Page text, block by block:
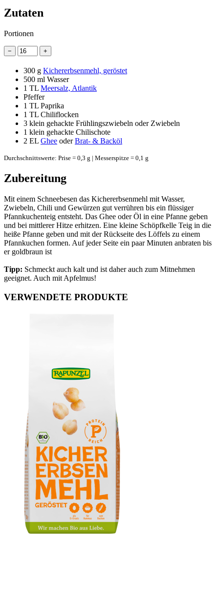
Zutaten
Portionen
− +
300 g Kichererbsenmehl, geröstet
500 ml Wasser
1 TL Meersalz, Atlantik
Pfeffer
1 TL Paprika
1 TL Chiliflocken
3 klein gehackte Frühlingszwiebeln oder Zwiebeln
1 klein gehackte Chilischote
2 EL Ghee oderBrat- & Backöl
Durchschnittswerte: Prise = 0,3 g | Messerspitze = 0,1 g
Zubereitung
Mit einem Schneebesen das Kichererbsenmehl mit Wasser,
Zwiebeln, Chili und Gewürzen gut verrühren bis ein flüssiger
Pfannkuchenteig entsteht. Das Ghee oder Öl in eine Pfanne geben
und bei mittlerer Hitze erhitzen. Eine kleine Schöpfkelle Teig in die
heiße Pfanne geben und mit der Rückseite des Löffels zu einem
Pfannkuchen formen. Auf jeder Seite ein paar Minuten anbraten bis
er goldbraun ist
Tipp: Schmeckt auch kalt und ist daher auch zum Mitnehmen
geeignet. Auch mit Apfelmus!
VERWENDETE PRODUKTE